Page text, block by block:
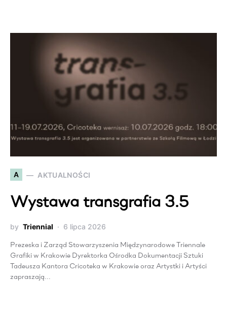
A AKTUALNOŚCI
Wystawa transgrafia 3.5
by Triennial 6 lipca 2026
Prezeska i Zarząd Stowarzyszenia Międzynarodowe Triennale
Grafiki w Krakowie Dyrektorka Ośrodka Dokumentacji Sztuki
Tadeusza Kantora Cricoteka w Krakowie oraz Artystki i Artyści
zapraszają…